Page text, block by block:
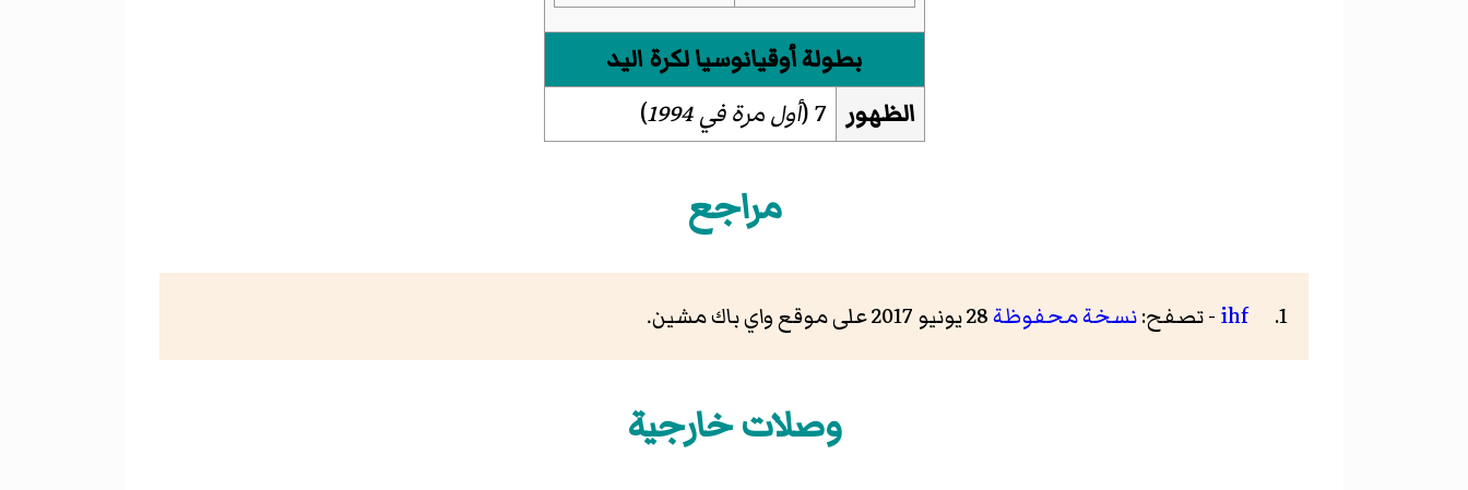
بطولة أوقيانوسيا لكرة اليد
الظهور
7 ( أول مرة في 1994 )
مراجع
ihf - تصفح:نسخة محفوظة
وصلات خارجية